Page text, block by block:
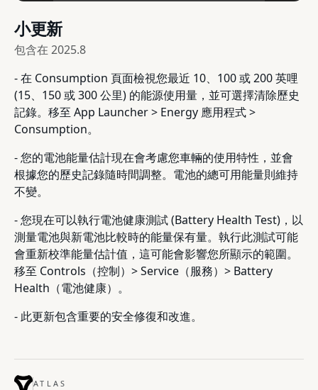
小更新
包含在 2025.8
- 在 Consumption 頁面檢視您最近 10、100 或 200 英哩
(15、150 或 300 公里) 的能源使用量，並可選擇清除歷史
記錄。移至 App Launcher > Energy 應用程式 >
Consumption。
- 您的電池能量估計現在會考慮您車輛的使用特性，並會
根據您的歷史記錄隨時間調整。電池的總可用能量則維持
不變。
- 您現在可以執行電池健康測試 (Battery Health Test)，以
測量電池與新電池比較時的能量保有量。執行此測試可能
會重新校準能量估計值，這可能會影響您所顯示的範圍。
移至 Controls（控制）> Service（服務）> Battery
Health（電池健康）。
- 此更新包含重要的安全修復和改進。
ATLAS